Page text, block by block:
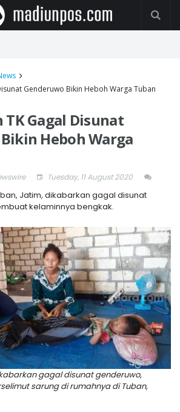
Genderuwo Bikin Heboh Warga Tuban
TK Gagal Disunat
Heboh Warga
Tuesday, 11 August 2020
Jatim, dikabarkan gagal disunat
kelaminnya bengkak.
gagal disunat genderuwo,
sarung di rumahnya di Tuban,